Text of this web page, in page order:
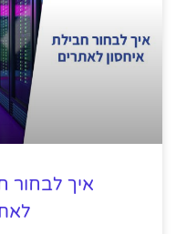
איך לבחור